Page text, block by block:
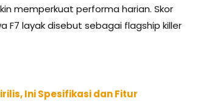
memperkuat performa harian. Skor
F7 layak disebut sebagai flagship killer
Ini Spesifikasi dan Fitur